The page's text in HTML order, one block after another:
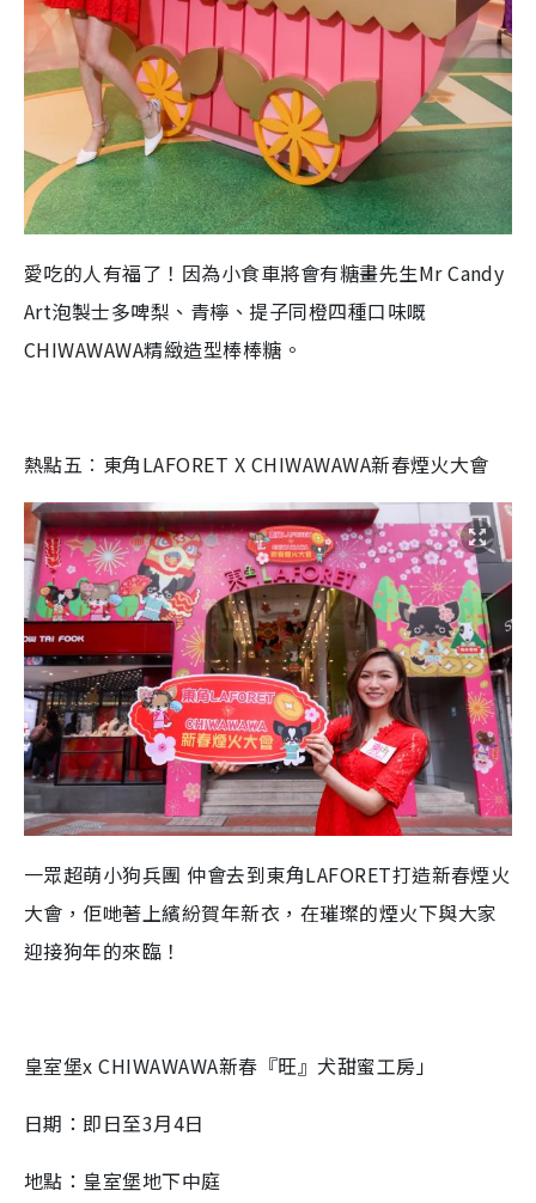
愛吃的人有福了！因為小食車將會有糖畫先生Mr Candy
Art泡製士多啤梨、青檸、提子同橙四種口味嘅
CHIWAWAWA精緻造型棒棒糖 。
熱點五 ︰ 東角LAFORET X CHIWAWAWA新春煙火大會
一眾超萌小狗兵團 仲會去到東角LAFORET打造新春煙火
大會，佢哋著上繽紛賀年新衣，在璀璨的煙火下與大家
迎接狗年的來臨！
皇室堡x CHIWAWAWA新春『旺』犬甜蜜工房」
日期： 即日至3月4日
地點：皇室堡地下中庭